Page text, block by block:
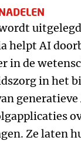
helpt AI
in de
in het
Ze laten